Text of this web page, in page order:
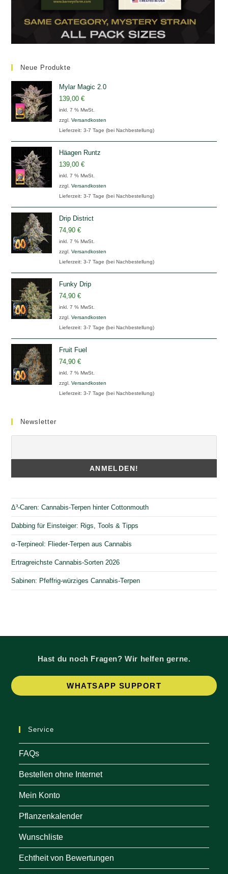
Neue Produkte
Mylar Magic 2.0
139,00€
inkl. 7 % MwSt.
zzgl.Versandkosten
Lieferzeit:3-7 Tage (bei Nachbestellung)
Häagen Runtz
139,00€
inkl. 7 % MwSt.
zzgl.Versandkosten
Lieferzeit:3-7 Tage (bei Nachbestellung)
Drip District
74,90€
inkl. 7 % MwSt.
zzgl.Versandkosten
Lieferzeit:3-7 Tage (bei Nachbestellung)
Funky Drip
74,90€
inkl. 7 % MwSt.
zzgl.Versandkosten
Lieferzeit:3-7 Tage (bei Nachbestellung)
Fruit Fuel
74,90€
inkl. 7 % MwSt.
zzgl.Versandkosten
Lieferzeit:3-7 Tage (bei Nachbestellung)
Newsletter
Δ³-Caren: Cannabis-Terpen hinter Cottonmouth
Dabbing für Einsteiger: Rigs, Tools & Tipps
α-Terpineol: Flieder-Terpen aus Cannabis
Ertragreichste Cannabis-Sorten 2026
Sabinen: Pfeffrig-würziges Cannabis-Terpen
Hast du noch Fragen? Wir helfen gerne.
WHATSAPP SUPPORT
Service
FAQs
Bestellen ohne Internet
Mein Konto
Pflanzenkalender
Wunschliste
Echtheit von Bewertungen